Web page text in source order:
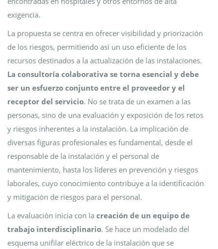
exigencia.
La propuesta se centra en ofrecer visibilidad y priorización
de los riesgos, permitiendo así un uso eficiente de los
recursos destinados a la actualización de las instalaciones.
La consultoría colaborativa se torna esencial y debe
ser un esfuerzo conjunto entre el proveedor y el
receptor del servicio. No se trata de un examen a las
personas, sino de una evaluación y exposición de los retos
y riesgos inherentes a la instalación. La implicación de
diversas figuras profesionales es fundamental, desde el
responsable de la instalación y el personal de
mantenimiento, hasta los líderes en prevención y riesgos
laborales, cuyo conocimiento contribuye a la identificación
y mitigación de riesgos para el personal.
La evaluación inicia con la creación de un equipo de
trabajo interdisciplinario. Se hace un modelado del
esquema unifilar eléctrico de la instalación que se